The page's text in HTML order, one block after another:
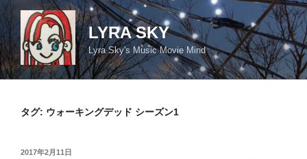
コ
ン
テ
ン
ツ
LYRA SKY
Lyra Sky's Music Movie Mind
タグ: ウォーキングデッド シーズン1
投
2017年2月11日